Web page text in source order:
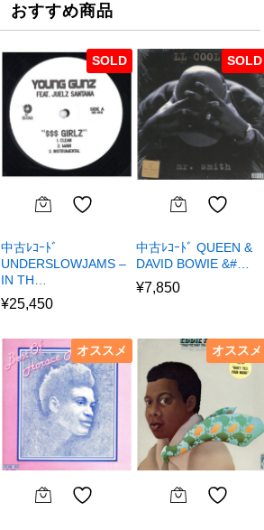
おすすめ商品
SOLD
中古ﾚｺｰﾄﾞ
UNDERSLOWJAMS –
IN TH…
¥25,450
SOLD
中古ﾚｺｰﾄﾞ QUEEN &
DAVID BOWIE &#…
¥7,850
オススメ オススメ